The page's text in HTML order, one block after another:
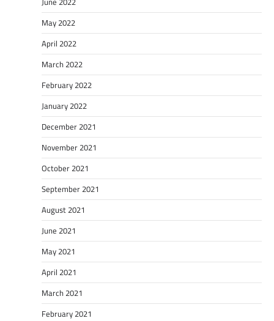
May 2022
April 2022
March 2022
February 2022
January 2022
December 2021
November 2021
October 2021
September 2021
August 2021
June 2021
May 2021
April 2021
March 2021
February 2021